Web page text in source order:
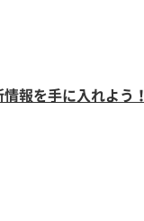
報を手に入れよう！